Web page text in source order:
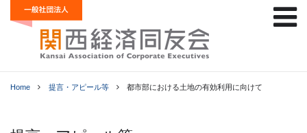
Home 提言・アピール等 都市部における土地の有効利用に向けて